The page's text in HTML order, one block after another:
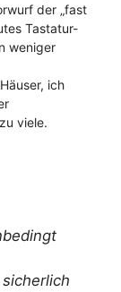
der „fast
Tastatur-
weniger
ich
viele.